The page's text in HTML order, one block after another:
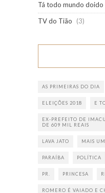
Tá todo mundo doido
TV do Tião
(3)
AS PRIMEIRAS DO DIA
ELEIÇÕES 2018 E
EX-PREFEITO DE
DE 609 MIL REAIS
LAVA JATO MAIS
PARAÍBA POLÍTICA
PR. PRINCESA
ROMERO É VAIADO E